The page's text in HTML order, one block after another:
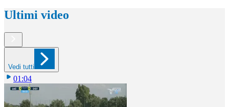
Ultimi video
Vedi tutti
01:04